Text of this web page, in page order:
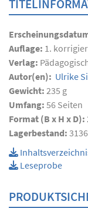
Auflage: 1.
Verlag:
Autor(en): Ulrike
Gewicht: 235 g
Umfang: 56 Seiten
Format (B x H x D):
Lagerbestand: 3136
Leseprobe